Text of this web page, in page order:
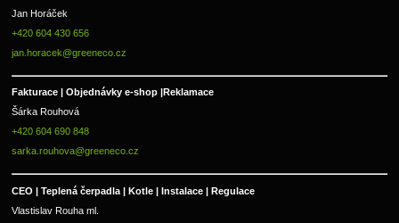
Jan Horáček
+420 604 430 656
jan.horacek@greeneco.cz
Fakturace | Objednávky e-shop |
Reklamace
Šárka Rouhová
+420 604 690 848
sarka.rouhova@greeneco.cz
CEO | Teplená čerpadla | Kotle | Instalace | Regulace
Vlastislav Rouha ml.